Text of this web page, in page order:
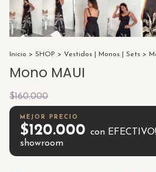
Inicio > SHOP > Vestidos | Monos | Sets >
Mono MAUI
$160.000
$120.000 con
showroom